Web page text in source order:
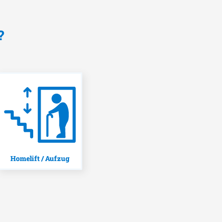
Homelift / Aufzug